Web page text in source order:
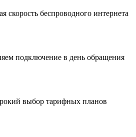
скорость беспроводного интернета
подключение в день обращения
выбор тарифных планов